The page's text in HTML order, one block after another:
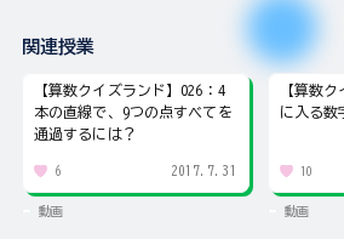
関連授業
【算数クイズランド】026：4
本の直線で、9つの点すべてを
通過するには？
6 2017.7.31
動画
【算数
に入る数
10
動画